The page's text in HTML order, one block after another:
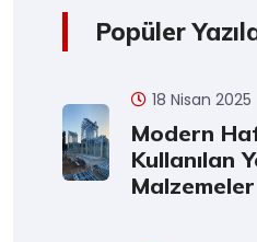
Popüler
18 Nisan 2025
Modern
Kullanılan
Malzemeler